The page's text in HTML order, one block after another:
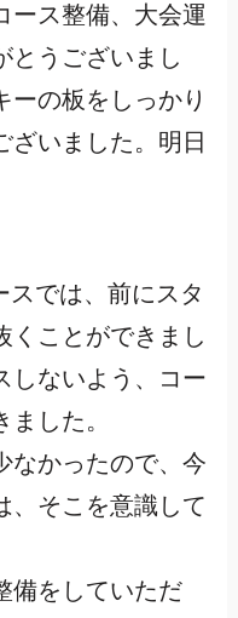
ース整備、大会運
とうございまし
ーの板をしっかり
ざいました。明日
では、前にスタ
くことができまし
しないよう、コー
した。
なかったので、今
、そこを意識して
備をしていただ